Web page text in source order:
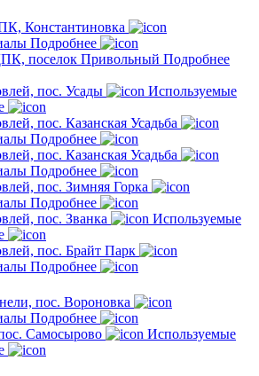
Константиновка
Подробнее
поселок Привольный Подробнее
пос. Усады
Используемые
пос. Казанская Усадьба
Подробнее
пос. Казанская Усадьба
Подробнее
пос. Зимняя Горка
Подробнее
пос. Званка
Используемые
пос. Брайт Парк
Подробнее
пос. Вороновка
Подробнее
Самосырово
Используемые